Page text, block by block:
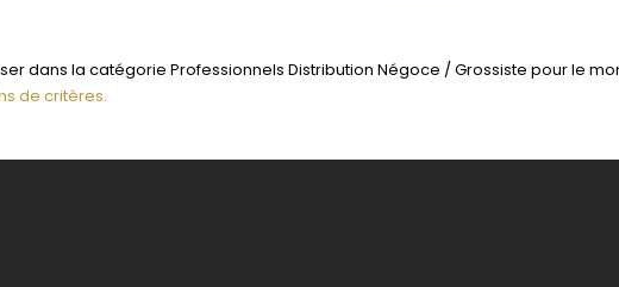
dans la catégorie Professionnels Distribution Négoce / Grossiste pour le
de critères.